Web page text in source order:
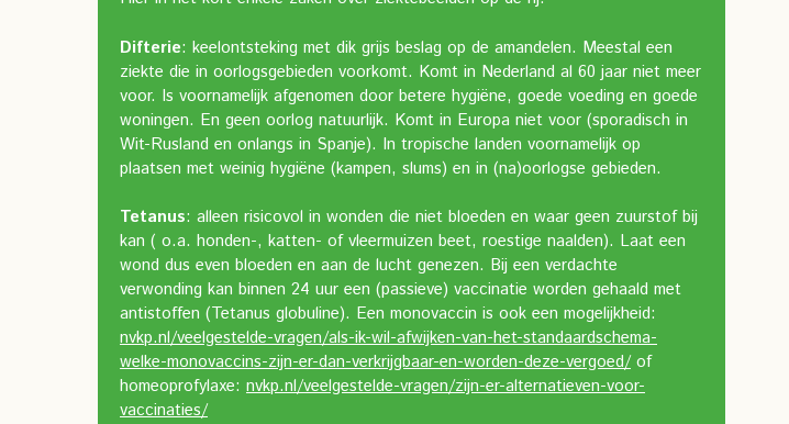
Difterie: keelontsteking met dik grijs beslag op de amandelen. Meestal een
ziekte die in oorlogsgebieden voorkomt. Komt in Nederland al 60 jaar niet meer
voor. Is voornamelijk afgenomen door betere hygiëne, goede voeding en goede
woningen. En geen oorlog natuurlijk. Komt in Europa niet voor (sporadisch in
Wit-Rusland en onlangs in Spanje). In tropische landen voornamelijk op
plaatsen met weinig hygiëne (kampen, slums) en in (na)oorlogse gebieden.
Tetanus: alleen risicovol in wonden die niet bloeden en waar geen zuurstof bij
kan ( o.a. honden-, katten- of vleermuizen beet, roestige naalden). Laat een
wond dus even bloeden en aan de lucht genezen. Bij een verdachte
verwonding kan binnen 24 uur een (passieve) vaccinatie worden gehaald met
antistoffen (Tetanus globuline). Een monovaccin is ook een mogelijkheid:
nvkp.nl/veelgestelde-vragen/als-ik-wil-afwijken-van-het-standaardschema-
welke-monovaccins-zijn-er-dan-verkrijgbaar-en-worden-deze-vergoed/of
homeoprofylaxe: nvkp.nl/veelgestelde-vragen/zijn-er-alternatieven-voor-
vaccinaties/